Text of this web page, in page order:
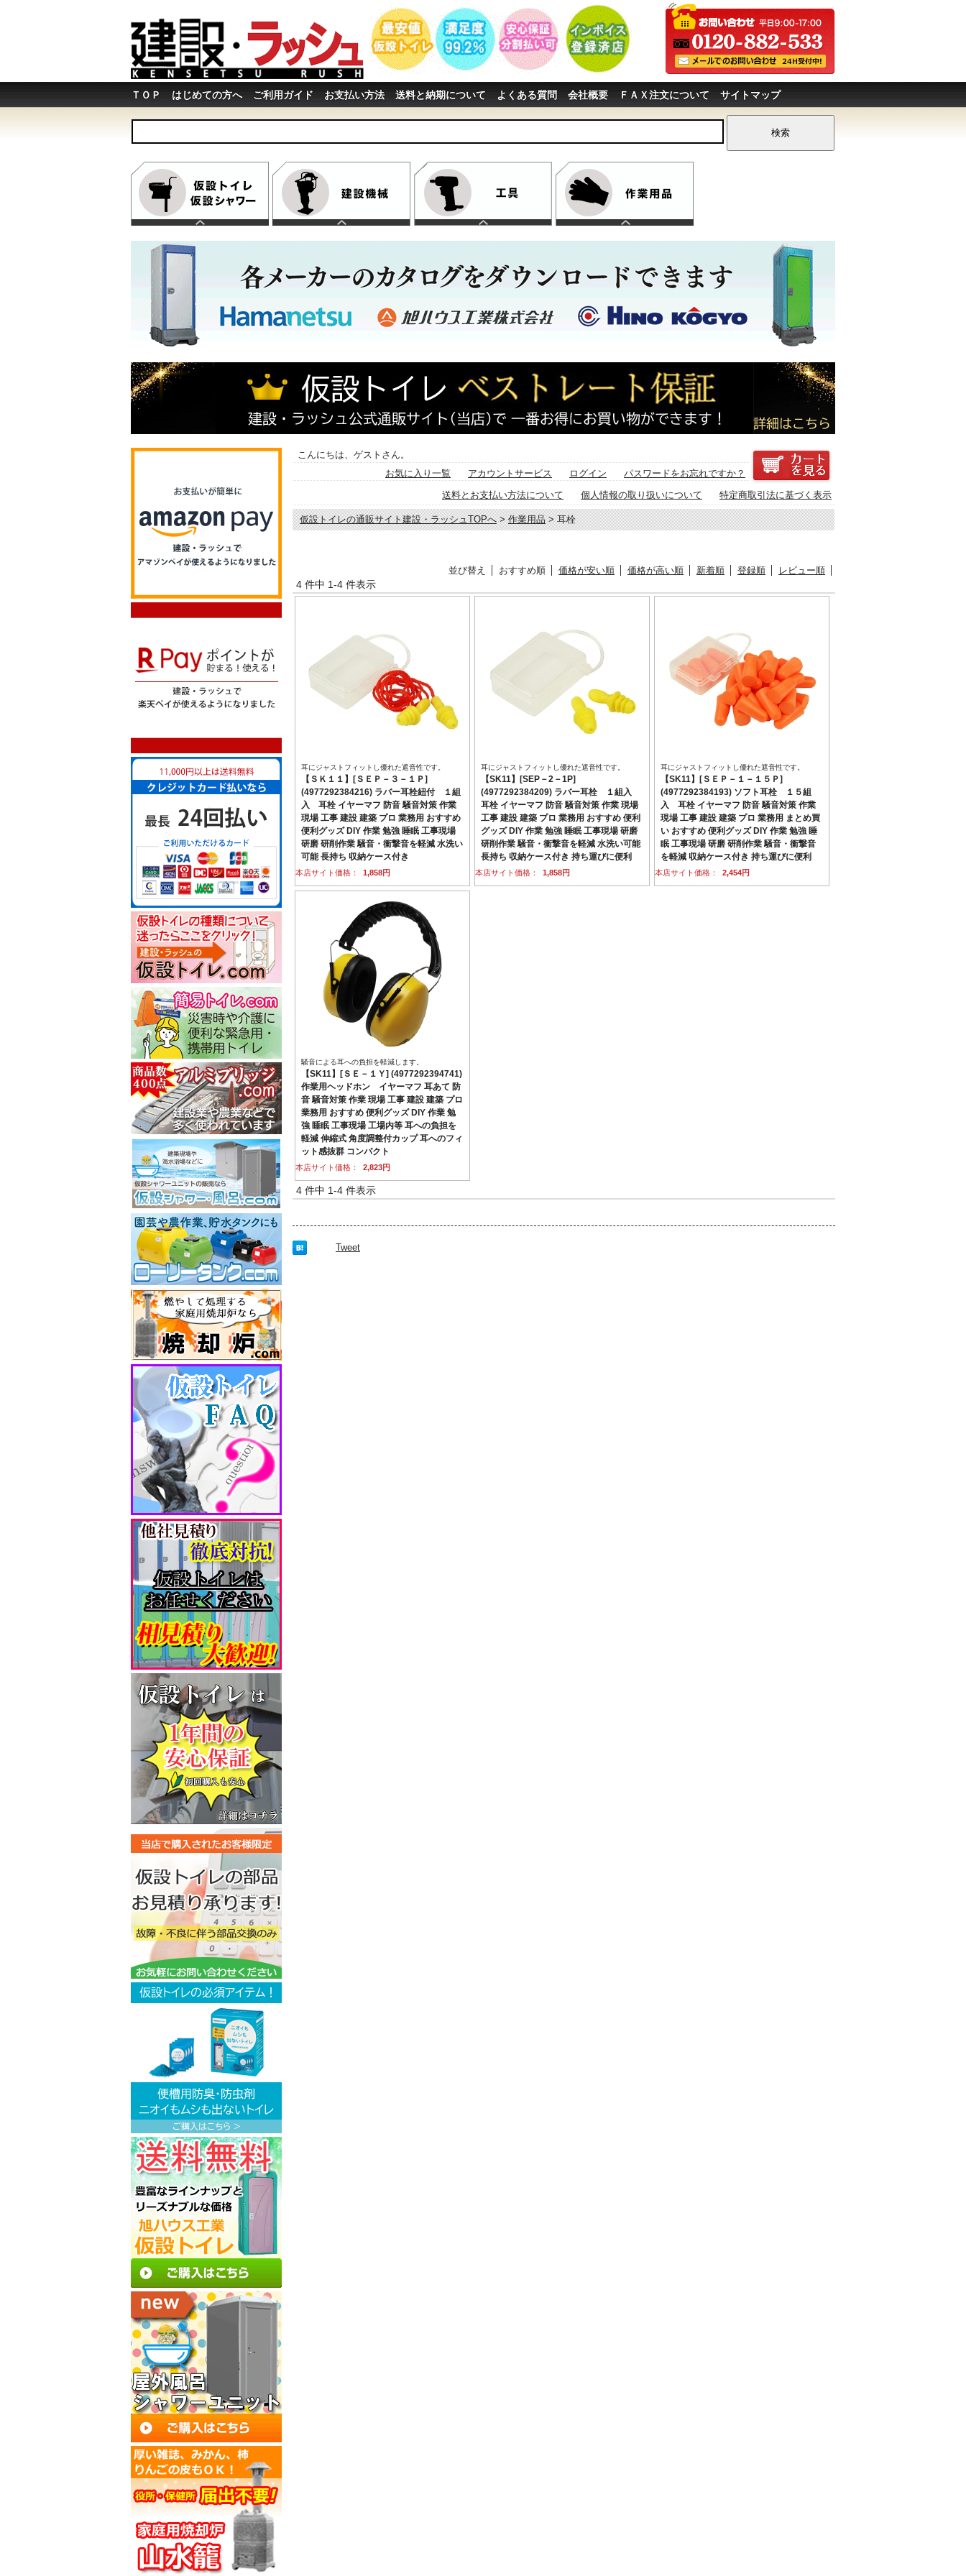
ＴＯＰ はじめての方へ ご利用ガイド お支払い方法 送料と納期について よくある質問 会社概要 ＦＡＸ注文について サイトマップ
こんにちは、ゲストさん。
お気に入り一覧
アカウントサービス ログイン
パスワードをお忘れですか？
送料とお支払い方法について
個人情報の取り扱いについて 特定商取引法に基づく表示
仮設トイレの通販サイト建設・ラッシュTOPへ>作業用品> 耳栓
並び替え
おすすめ順 価格が安い順 価格が高い順 新着順 登録順 レビュー順
4 件中 1-4 件表示
耳にジャストフィットし優れた遮音性です。
【ＳＫ１１】[ＳＥＰ－３－１Ｐ]
(4977292384216) ラバー耳栓紐付 １組
入 耳栓 イヤーマフ 防音 騒音対策 作業
現場 工事 建設 建築 プロ 業務用 おすすめ
便利グッズ DIY 作業 勉強 睡眠 工事現場
研磨 研削作業 騒音・衝撃音を軽減 水洗い
可能 長持ち 収納ケース付き
本店サイト価格： 1,858円
耳にジャストフィットし優れた遮音性です。
【SK11】[SEP－2－1P]
(4977292384209) ラバー耳栓 １組入
耳栓 イヤーマフ 防音 騒音対策 作業 現場
工事 建設 建築 プロ 業務用 おすすめ 便利
グッズ DIY 作業 勉強 睡眠 工事現場 研磨
研削作業 騒音・衝撃音を軽減 水洗い可能
長持ち 収納ケース付き 持ち運びに便利
本店サイト価格： 1,858円
耳にジャストフィットし優れた遮音性です。
【SK11】[ＳＥＰ－１－１５Ｐ]
(4977292384193) ソフト耳栓 １５組
入 耳栓 イヤーマフ 防音 騒音対策 作業
現場 工事 建設 建築 プロ 業務用 まとめ買
い おすすめ 便利グッズ DIY 作業 勉強 睡
眠 工事現場 研磨 研削作業 騒音・衝撃音
を軽減 収納ケース付き 持ち運びに便利
本店サイト価格： 2,454円
騒音による耳への負担を軽減します。
【SK11】[ＳＥ－１Ｙ] (4977292394741)
作業用ヘッドホン イヤーマフ 耳あて 防
音 騒音対策 作業 現場 工事 建設 建築 プロ
業務用 おすすめ 便利グッズ DIY 作業 勉
強 睡眠 工事現場 工場内等 耳への負担を
軽減 伸縮式 角度調整付カップ 耳へのフィ
ット感抜群 コンパクト
本店サイト価格： 2,823円
4 件中 1-4 件表示
Tweet